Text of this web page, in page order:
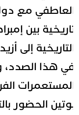
مع
بين
إلى
هذا الصدد،
الحضور